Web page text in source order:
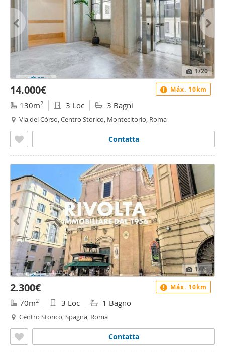
1/20
14.000€
130m2 3 Loc 3 Bagni
Via del Córso, Centro Storico, Montecitorio, Roma
Contatta
Máx. 10km
1/7
2.300€
70m2 3 Loc 1 Bagno
Centro Storico, Spagna, Roma
Contatta
Máx. 10km